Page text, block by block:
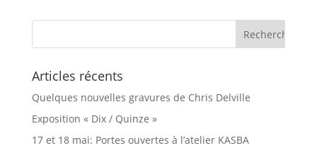
Articles récents
Quelques nouvelles gravures de Chris Delville
Exposition « Dix / Quinze »
17 et 18 mai: Portes ouvertes à l’atelier KASBA